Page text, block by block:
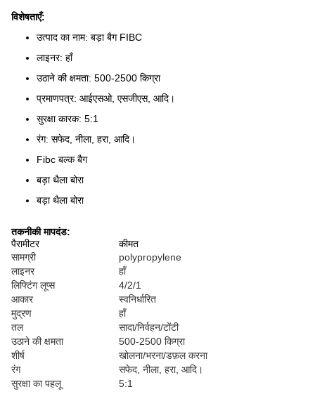
विशेषताएँ:
उत्पाद का नाम: बड़ा बैग FIBC
लाइनर: हाँ
उठाने की क्षमता: 500-2500 किग्रा
प्रमाणपत्र: आईएसओ, एसजीएस, आदि।
सुरक्षा कारक: 5:1
रंग: सफेद, नीला, हरा, आदि।
Fibc बल्क बैग
बड़ा थैला बोरा
बड़ा थैला बोरा
तकनीकी मापदंड:
पैरामीटर
कीमत
सामग्री
polypropylene
लाइनर
हाँ
लिफ्टिंग लूप्स
4/2/1
आकार
स्वनिर्धारित
मुद्रण
हाँ
तल
सादा/निर्वहन/टोंटी
उठाने की क्षमता
500-2500 किग्रा
शीर्ष
खोलना/भरना/डफ़ल करना
रंग
सफेद, नीला, हरा, आदि।
सुरक्षा का पहलू
5:1